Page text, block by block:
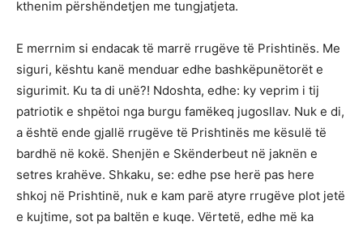
kthenim përshëndetjen me tungjatjeta.
E merrnim si endacak të marrë rrugëve të Prishtinës. Me
siguri, kështu kanë menduar edhe bashkëpunëtorët e
sigurimit. Ku ta di unë?! Ndoshta, edhe: ky veprim i tij
patriotik e shpëtoi nga burgu famëkeq jugosllav. Nuk e di,
a është ende gjallë rrugëve të Prishtinës me kësulë të
bardhë në kokë. Shenjën e Skënderbeut në jaknën e
setres krahëve. Shkaku, se: edhe pse herë pas here
shkoj në Prishtinë, nuk e kam parë atyre rrugëve plot jetë
e kujtime, sot pa baltën e kuqe. Vërtetë, edhe më ka